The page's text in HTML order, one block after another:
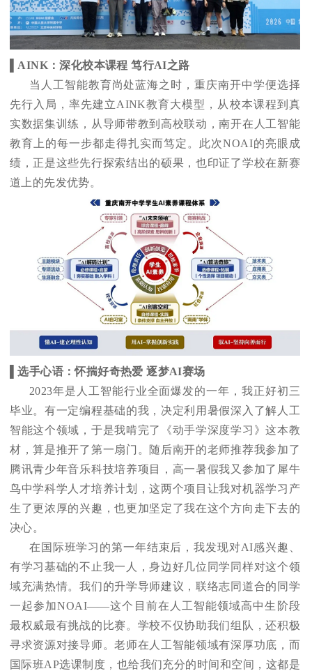
▌AINK：深化校本课程 笃行AI之路
当人工智能教育尚处蓝海之时，重庆南开中学便选择
先行入局，率先建立AINK教育大模型，从校本课程到真
实数据集训练，从导师带教到高校联动，南开在人工智能
教育上的每一步都走得扎实而笃定。此次NOAI的亮眼成
绩，正是这些先行探索结出的硕果，也印证了学校在新赛
道上的先发优势。
▌选手心语：怀揣好奇热爱 逐梦AI赛场
2023年是人工智能行业全面爆发的一年，我正好初三
毕业。有一定编程基础的我，决定利用暑假深入了解人工
智能这个领域，于是我啃完了《动手学深度学习》这本教
材，算是推开了第一扇门。随后南开的老师推荐我参加了
腾讯青少年音乐科技培养项目，高一暑假我又参加了犀牛
鸟中学科学人才培养计划，这两个项目让我对机器学习产
生了更浓厚的兴趣，也更加坚定了我在这个方向走下去的
决心。
在国际班学习的第一年结束后，我发现对AI感兴趣、
有学习基础的不止我一人，身边好几位同学同样对这个领
域充满热情。我们的升学导师建议，联络志同道合的同学
一起参加NOAI——这个目前在人工智能领域高中生阶段
最权威最有挑战的比赛。学校不仅协助我们组队，还积极
寻求资源对接导师。老师在人工智能领域有深厚功底，而
国际班AP选课制度，也给我们充分的时间和空间，这都是